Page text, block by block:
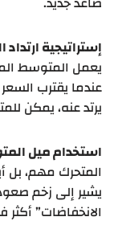
إستراتيجية
يعمل المتوسط
يرتد عنه، يمكن
استخدام ميل
المتحرك مهم، بل
يشير إلى زخم
الانخفاضات” أكثر